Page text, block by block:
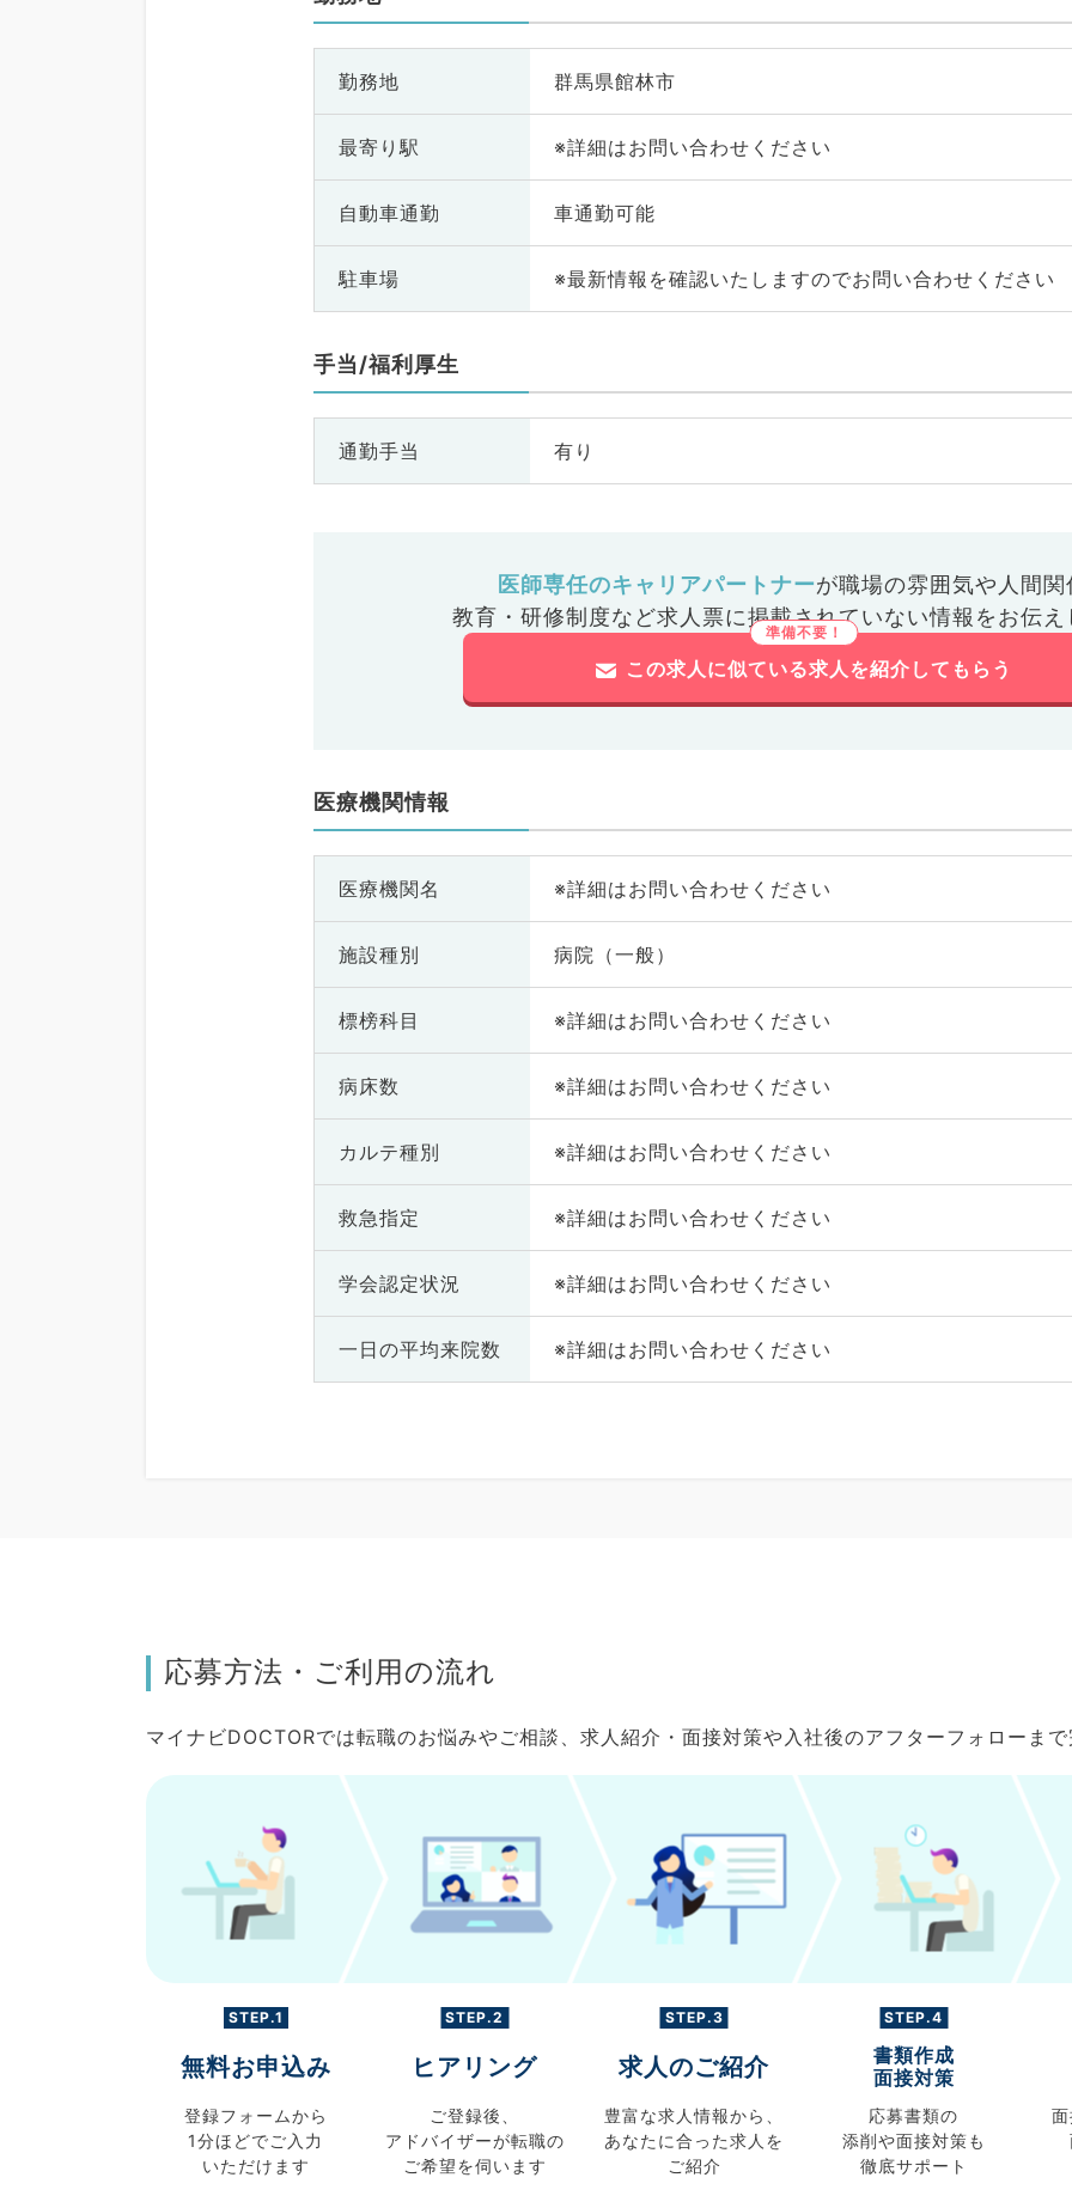
勤務地 群馬県館林市
最寄り駅 ※詳細はお問い合わせください
自動車通勤 車通勤可能
駐車場 ※最新情報を確認いたしますのでお問い合わせください
手当/福利厚生
通勤手当 有り
医師専任のキャリアパートナーが職場の雰囲気や人間関
教育・研修制度など求人票に掲載されていない情報をお伝え
この求人に似ている求人を紹介してもらう
医療機関情報
医療機関名 ※詳細はお問い合わせください
施設種別 病院（一般）
標榜科目 ※詳細はお問い合わせください
病床数 ※詳細はお問い合わせください
カルテ種別 ※詳細はお問い合わせください
救急指定 ※詳細はお問い合わせください
学会認定状況 ※詳細はお問い合わせください
一日の平均来院数 ※詳細はお問い合わせください
応募方法・ご利用の流れ
マイナビDOCTORでは転職のお悩みやご相談、求人紹介・面接対策や入社後のアフターフォローま
STEP.1
無料お申込み
登録フォームから
1分ほどでご入力
いただけます
STEP.2
ヒアリング
ご登録後、
アドバイザーが転職の
ご希望を伺います
STEP.3
求人のご紹介
豊富な求人情報から、
あなたに合った求人を
ご紹介
STEP.4
書類作成
面接対策
応募書類の
添削や面接対策も
徹底サポート